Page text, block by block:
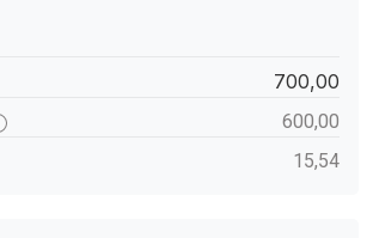
700,00
600,00
15,54